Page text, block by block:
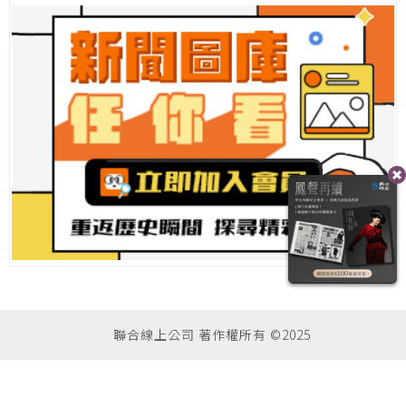
聯合線上公司 著作權所有 ©2025